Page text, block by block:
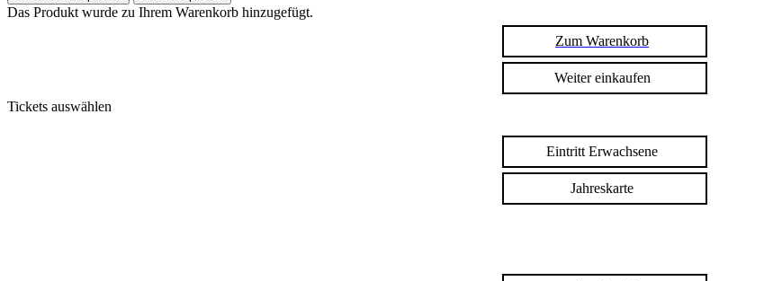
Das Produkt wurde zu Ihrem Warenkorb hinzugefügt.
Zum Warenkorb
Weiter einkaufen
Tickets auswählen
Eintritt Erwachsene
Jahreskarte